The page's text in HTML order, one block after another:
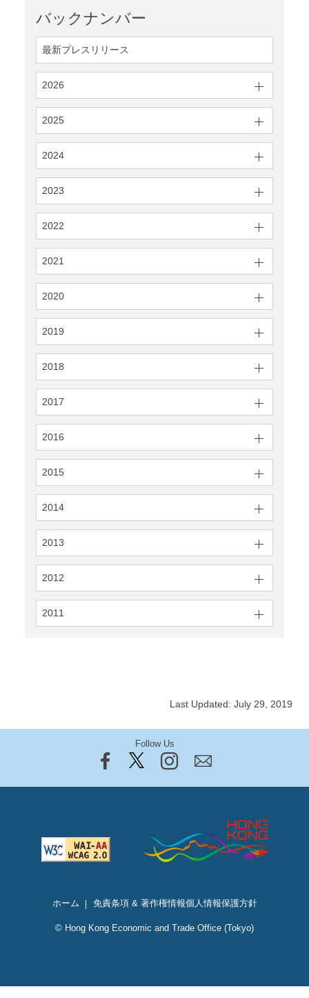
バックナンバー
最新プレスリリース
2026
2025
2024
2023
2022
2021
2020
2019
2018
2017
2016
2015
2014
2013
2012
2011
Last Updated: July 29, 2019
Follow Us
ホーム 免責条項 & 著作権情報個人情報保護方針
© Hong Kong Economic and Trade Office (Tokyo)